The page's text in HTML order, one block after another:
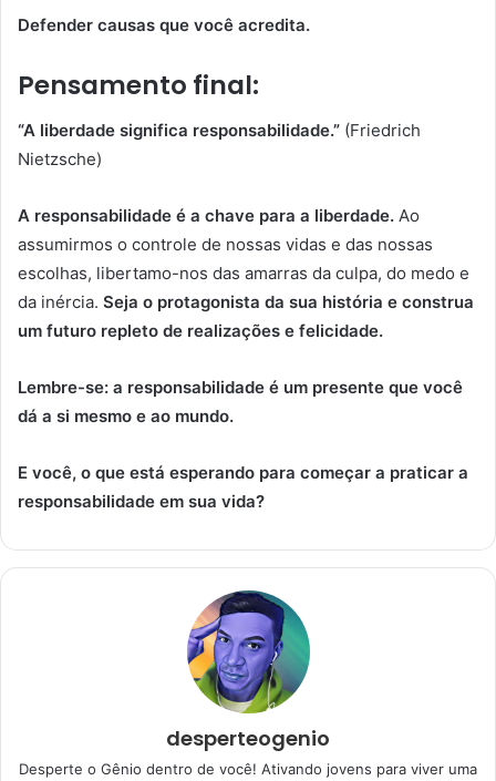
Defender causas que você acredita.
Pensamento final:
“A liberdade significa responsabilidade.” (Friedrich
Nietzsche)
A responsabilidade é a chave para a liberdade. Ao
assumirmos o controle de nossas vidas e das nossas
escolhas, libertamo-nos das amarras da culpa, do medo e
da inércia. Seja o protagonista da sua história e construa
um futuro repleto de realizações e felicidade.
Lembre-se: a responsabilidade é um presente que você
dá a si mesmo e ao mundo.
E você, o que está esperando para começar a praticar a
responsabilidade em sua vida?
desperteogenio
Desperte o Gênio dentro de você! Ativando jovens para viver uma